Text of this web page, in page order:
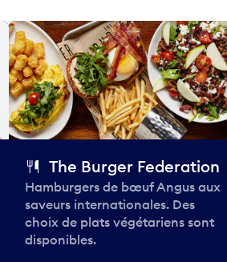
The Burger Federation
Hamburgers de bœuf Angus aux
saveurs internationales. Des
choix de plats végétariens sont
disponibles.